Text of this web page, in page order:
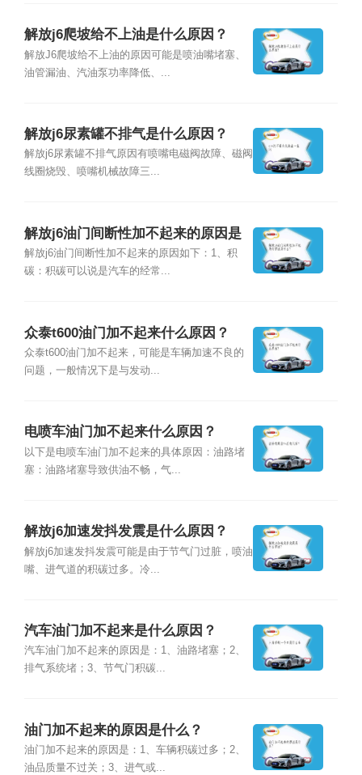
解放j6爬坡给不上油是什么原因？
解放J6爬坡给不上油的原因可能是喷油嘴堵塞、
油管漏油、汽油泵功率降低、...
解放j6尿素罐不排气是什么原因？
解放j6尿素罐不排气原因有喷嘴电磁阀故障、磁阀
线圈烧毁、喷嘴机械故障三...
解放j6油门间断性加不起来的原因是
什么？
解放j6油门间断性加不起来的原因如下：1、积
碳：积碳可以说是汽车的经常...
众泰t600油门加不起来什么原因？
众泰t600油门加不起来，可能是车辆加速不良的
问题，一般情况下是与发动...
电喷车油门加不起来什么原因？
以下是电喷车油门加不起来的具体原因：油路堵
塞：油路堵塞导致供油不畅，气...
解放j6加速发抖发震是什么原因？
解放j6加速发抖发震可能是由于节气门过脏，喷油
嘴、进气道的积碳过多。冷...
汽车油门加不起来是什么原因？
汽车油门加不起来的原因是：1、油路堵塞；2、
排气系统堵；3、节气门积碳...
油门加不起来的原因是什么？
油门加不起来的原因是：1、车辆积碳过多；2、
油品质量不过关；3、进气或...